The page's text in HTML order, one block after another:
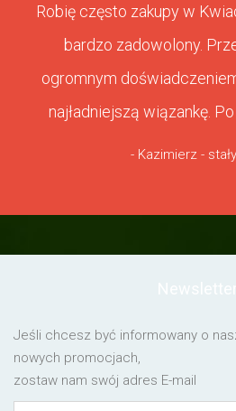
Robię często zakupy w
bardzo zadowolony.
ogromnym
najładniejszą wiązankę.
- Kazimierz -
Jeśli chcesz być informowany o
nowych promocjach,
zostaw nam swój adres E-mail